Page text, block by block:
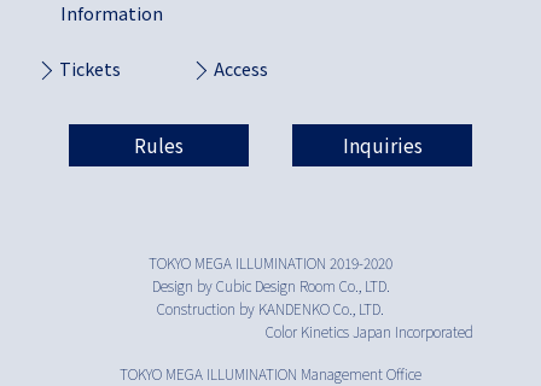
Information
Tickets Access
Rules Inquiries
TOKYO MEGA ILLUMINATION 2019-2020
Design by Cubic Design Room Co., LTD.
Construction by KANDENKO Co., LTD.
Color Kinetics Japan Incorporated
TOKYO MEGA ILLUMINATION Management Office